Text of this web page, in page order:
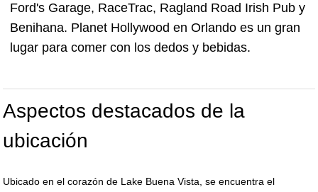
Ford's Garage, RaceTrac, Ragland Road Irish Pub y
Benihana. Planet Hollywood en Orlando es un gran
lugar para comer con los dedos y bebidas.
Aspectos destacados de la
ubicación
Ubicado en el corazón de Lake Buena Vista, se encuentra el